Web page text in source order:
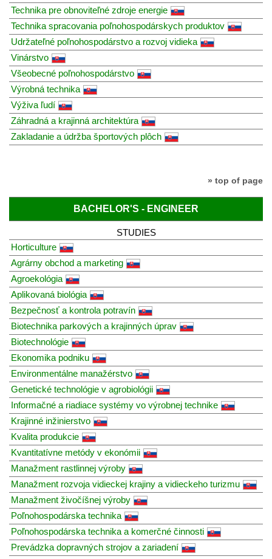
Technika pre obnoviteľné zdroje energie
Technika spracovania poľnohospodárskych produktov
Udržateľné poľnohospodárstvo a rozvoj vidieka
Vinárstvo
Všeobecné poľnohospodárstvo
Výrobná technika
Výživa ľudí
Záhradná a krajinná architektúra
Zakladanie a údržba športových plôch
» top of page
BACHELOR'S - ENGINEER
STUDIES
Horticulture
Agrárny obchod a marketing
Agroekológia
Aplikovaná biológia
Bezpečnosť a kontrola potravín
Biotechnika parkových a krajinných úprav
Biotechnológie
Ekonomika podniku
Environmentálne manažérstvo
Genetické technológie v agrobiológii
Informačné a riadiace systémy vo výrobnej technike
Krajinné inžinierstvo
Kvalita produkcie
Kvantitatívne metódy v ekonómii
Manažment rastlinnej výroby
Manažment rozvoja vidieckej krajiny a vidieckeho turizmu
Manažment živočíšnej výroby
Poľnohospodárska technika
Poľnohospodárska technika a komerčné činnosti
Prevádzka dopravných strojov a zariadení